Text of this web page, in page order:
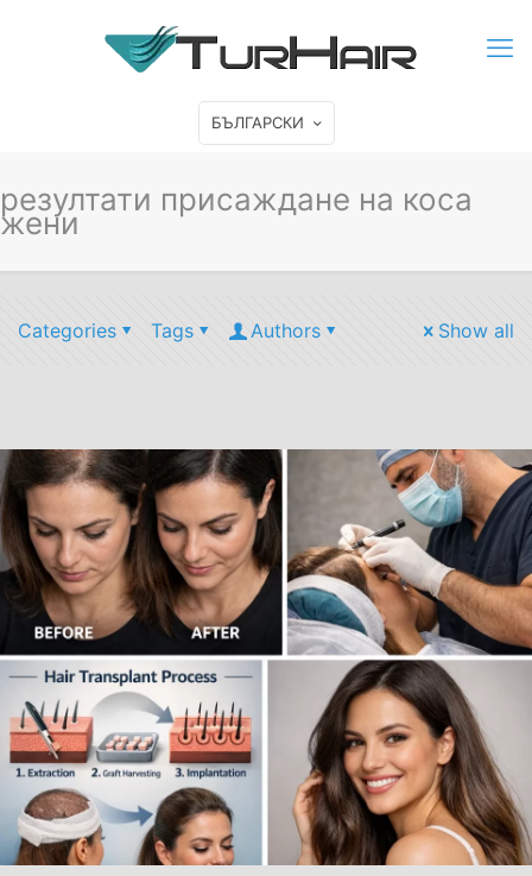
БЪЛГАРСКИ
резултати присаждане на коса
жени
Categories Tags Authors Show all